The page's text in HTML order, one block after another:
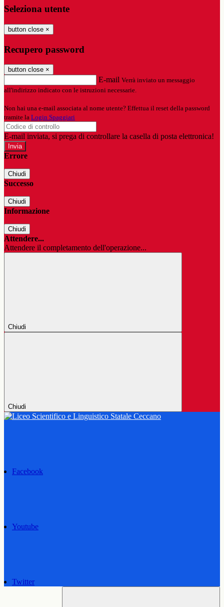
Seleziona utente
button close ×
Recupero password
button close ×
E-mail Verrà inviato un messaggio
all'indirizzo indicato con le istruzioni necessarie.
Non hai una e-mail associata al nome utente? Effettua il reset della password
tramite la Login Spaggiari
E-mail inviata, si prega di controllare la casella di posta elettronica!
Errore
Chiudi
Successo
Chiudi
Informazione
Chiudi
Attendere...
Attendere il completamento dell'operazione...
Chiudi
Chiudi
Facebook
Youtube
Twitter